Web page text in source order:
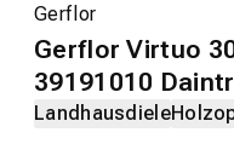
Gerflor
Gerflor Virtuo
39191010
Landhausdiele